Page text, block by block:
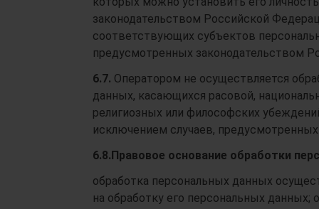
законодательством Российской
соответствующих субъектов
предусмотренных законодательством
6.7. Оператором не осуществляется
данных, касающихся расовой,
религиозных или философских
исключением случаев,
6.8.Правовое основание обработки
обработка персональных данных
на обработку его персональных